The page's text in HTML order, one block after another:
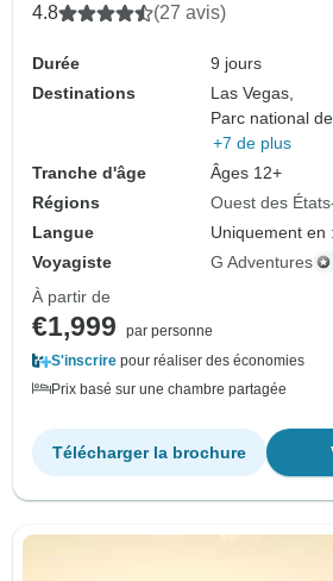
4.8 (27 avis)
Durée
9 jours
Destinations
Las Vegas,
Parc national
+7 de plus
Tranche d'âge
Âges 12+
Régions
Ouest des
Langue
Uniquement en
Voyagiste
G Adventures
À partir de
€1,999
par personne
S'inscrire pour réaliser des économies
Prix basé sur une chambre partagée
Télécharger la brochure